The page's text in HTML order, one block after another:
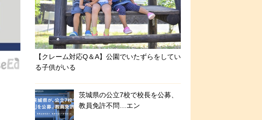
【クレーム対応Q＆A】公園でいたずらをしてい
る子供がいる
茨城県の公立7校で校長を公募、
教員免許不問…エン